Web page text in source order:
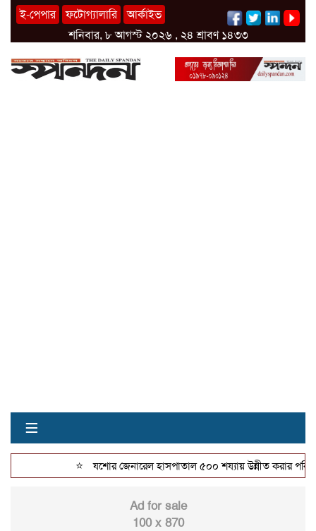
ই-পেপার ফটোগ্যালারি
আর্কাইভ
শনিবার, ৮ আগস্ট ২০২৬ , ২৪ শ্রাবণ ১৪৩৩
≡
যশোর জেনারেল হাসপাতাল ৫০০ শয্যায় উন্নীত করার
Ad for sale
100 x 870